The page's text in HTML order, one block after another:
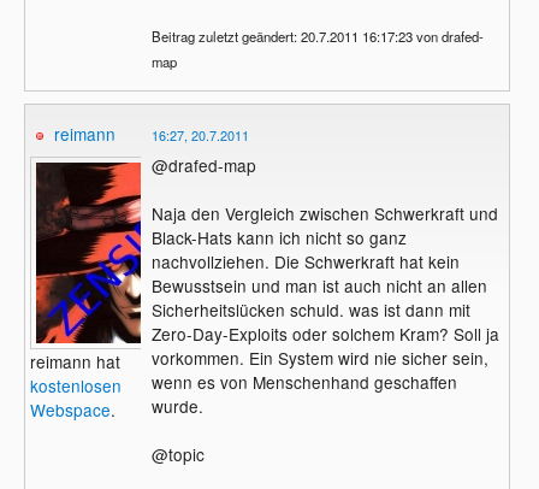
Beitrag zuletzt geändert: 20.7.2011 16:17:23 von drafed-
map
reimann
reimann hat
kostenlosen
Webspace.
16:27, 20.7.2011
@drafed-map
Naja den Vergleich zwischen Schwerkraft und
Black-Hats kann ich nicht so ganz
nachvollziehen. Die Schwerkraft hat kein
Bewusstsein und man ist auch nicht an allen
Sicherheitslücken schuld. was ist dann mit
Zero-Day-Exploits oder solchem Kram? Soll ja
vorkommen. Ein System wird nie sicher sein,
wenn es von Menschenhand geschaffen
wurde.
@topic